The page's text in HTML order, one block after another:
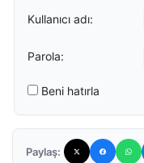
Kullanıcı adı:
Parola:
Beni hatırla
Paylaş: